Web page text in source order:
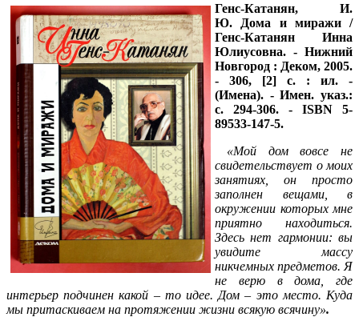
Генс-Катанян, И.
Ю. Дома и миражи /
Генс-Катанян Инна
Юлиусовна. - Нижний
Новгород : Деком, 2005.
- 306, [2] с. : ил. -
(Имена). - Имен. указ.:
с. 294-306. - ISBN 5-
89533-147-5.
«Мой дом вовсе не
свидетельствует о моих
занятиях, он просто
заполнен вещами, в
окружении которых мне
приятно находиться.
Здесь нет гармонии: вы
увидите массу
никчемных предметов. Я
не верю в дома, где
интерьер подчинен какой – то идее. Дом – это место. Куда
мы притаскиваем на протяжении жизни всякую всячину».